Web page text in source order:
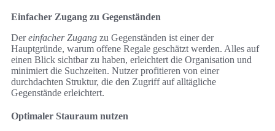
Einfacher Zugang zu Gegenständen
Dereinfacher Zugang zu Gegenständen ist einer der
Hauptgründe, warum offene Regale geschätzt werden. Alles auf
einen Blick sichtbar zu haben, erleichtert die Organisation und
minimiert die Suchzeiten. Nutzer profitieren von einer
durchdachten Struktur, die den Zugriff auf alltägliche
Gegenstände erleichtert.
Optimaler Stauraum nutzen